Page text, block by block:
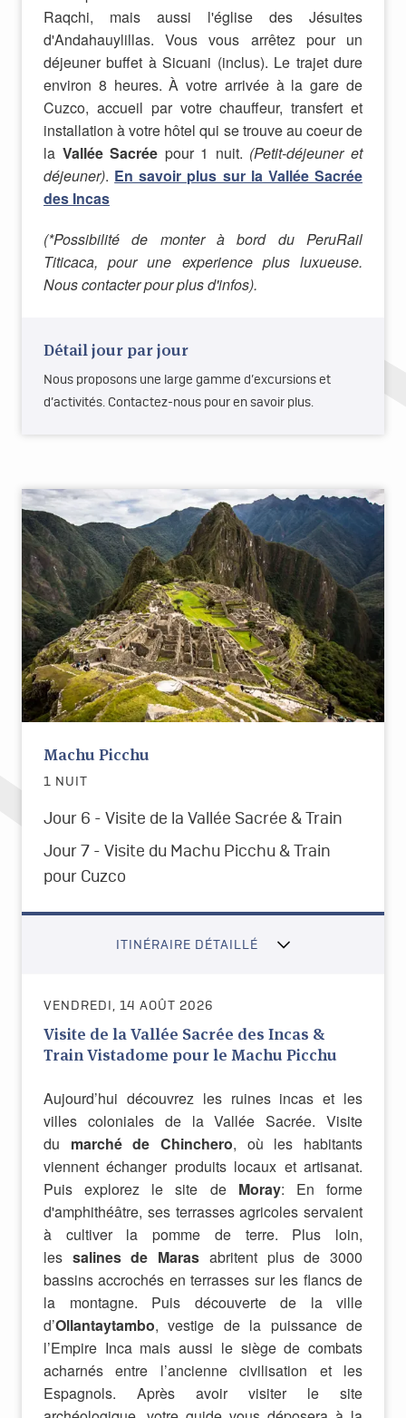
Raqchi, mais aussi l'église des Jésuites
d'Andahauylillas. Vous vous arrêtez pour un
déjeuner buffet à Sicuani (inclus). Le trajet dure
environ 8 heures. À votre arrivée à la gare de
Cuzco, accueil par votre chauffeur, transfert et
installation à votre hôtel qui se trouve au coeur de
la Vallée Sacrée pour 1 nuit. (Petit-déjeuner et
déjeuner). En savoir plus sur la Vallée Sacrée
des Incas
(*Possibilité de monter à bord du PeruRail
Titicaca, pour une experience plus luxueuse.
Nous contacter pour plus d'infos).
Détail jour par jour
Nous proposons une large gamme d’excursions et
d’activités. Contactez-nous pour en savoir plus.
Machu Picchu
1 NUIT
Jour 6 - Visite de la Vallée Sacrée & Train
Jour 7 - Visite du Machu Picchu & Train
pour Cuzco
ITINÉRAIRE DÉTAILLÉ
VENDREDI, 14 AOÛT 2026
Visite de la Vallée Sacrée des Incas &
Train Vistadome pour le Machu Picchu
Aujourd’hui découvrez les ruines incas et les
villes coloniales de la Vallée Sacrée. Visite
du marché de Chinchero, où les habitants
viennent échanger produits locaux et artisanat.
Puis explorez le site de Moray: En forme
d'amphithéâtre, ses terrasses agricoles servaient
à cultiver la pomme de terre. Plus loin,
les salines de Maras abritent plus de 3000
bassins accrochés en terrasses sur les flancs de
la montagne. Puis découverte de la ville
d’Ollantaytambo, vestige de la puissance de
l’Empire Inca mais aussi le siège de combats
acharnés entre l’ancienne civilisation et les
Espagnols. Après avoir visiter le site